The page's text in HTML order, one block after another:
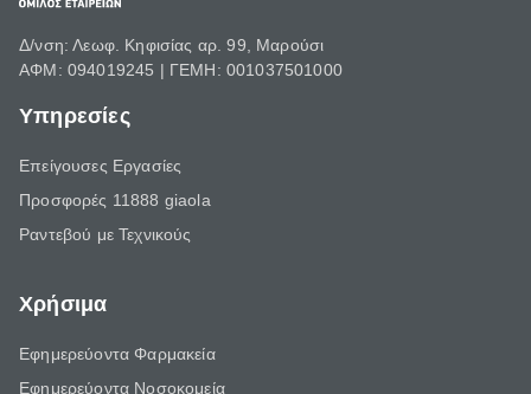
Δ/νση: Λεωφ. Κηφισίας αρ. 99, Μαρούσι
ΑΦΜ: 094019245 | ΓΕΜΗ: 001037501000
Υπηρεσίες
Επείγουσες Εργασίες
Προσφορές 11888 giaola
Ραντεβού με Τεχνικούς
Χρήσιμα
Εφημερεύοντα Φαρμακεία
Εφημερεύοντα Νοσοκομεία